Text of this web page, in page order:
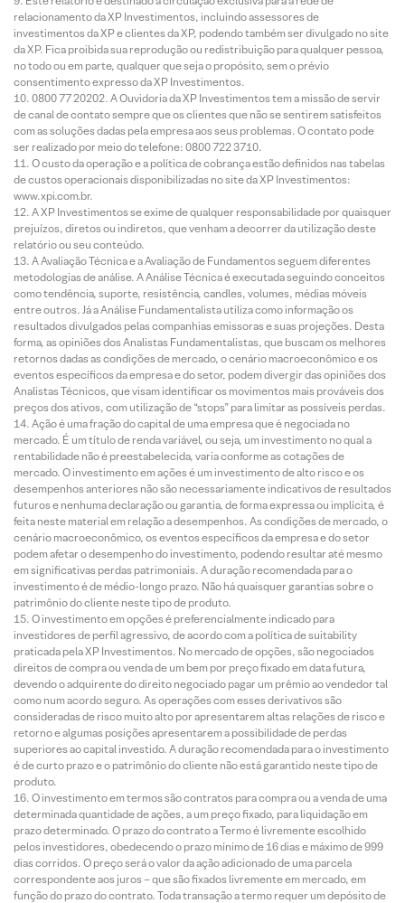
relacionamento da XP Investimentos, incluindo assessores de
investimentos da XP e clientes da XP, podendo também ser divulgado no site
da XP. Fica proibida sua reprodução ou redistribuição para qualquer pessoa,
no todo ou em parte, qualquer que seja o propósito, sem o prévio
consentimento expresso da XP Investimentos.
0800 77 20202. A Ouvidoria da XP Investimentos tem a missão de servir
de canal de contato sempre que os clientes que não se sentirem satisfeitos
com as soluções dadas pela empresa aos seus problemas. O contato pode
ser realizado por meio do telefone: 0800 722 3710.
O custo da operação e a política de cobrança estão definidos nas tabelas
de custos operacionais disponibilizadas no site da XP Investimentos:
www.xpi.com.br.
A XP Investimentos se exime de qualquer responsabilidade por quaisquer
prejuízos, diretos ou indiretos, que venham a decorrer da utilização deste
relatório ou seu conteúdo.
A Avaliação Técnica e a Avaliação de Fundamentos seguem diferentes
metodologias de análise. A Análise Técnica é executada seguindo conceitos
como tendência, suporte, resistência, candles, volumes, médias móveis
entre outros. Já a Análise Fundamentalista utiliza como informação os
resultados divulgados pelas companhias emissoras e suas projeções. Desta
forma, as opiniões dos Analistas Fundamentalistas, que buscam os melhores
retornos dadas as condições de mercado, o cenário macroeconômico e os
eventos específicos da empresa e do setor, podem divergir das opiniões dos
Analistas Técnicos, que visam identificar os movimentos mais prováveis dos
preços dos ativos, com utilização de “stops” para limitar as possíveis perdas.
Ação é uma fração do capital de uma empresa que é negociada no
mercado. É um título de renda variável, ou seja, um investimento no qual a
rentabilidade não é preestabelecida, varia conforme as cotações de
mercado. O investimento em ações é um investimento de alto risco e os
desempenhos anteriores não são necessariamente indicativos de resultados
futuros e nenhuma declaração ou garantia, de forma expressa ou implícita, é
feita neste material em relação a desempenhos. As condições de mercado, o
cenário macroeconômico, os eventos específicos da empresa e do setor
podem afetar o desempenho do investimento, podendo resultar até mesmo
em significativas perdas patrimoniais. A duração recomendada para o
investimento é de médio-longo prazo. Não há quaisquer garantias sobre o
patrimônio do cliente neste tipo de produto.
O investimento em opções é preferencialmente indicado para
investidores de perfil agressivo, de acordo com a política de suitability
praticada pela XP Investimentos. No mercado de opções, são negociados
direitos de compra ou venda de um bem por preço fixado em data futura,
devendo o adquirente do direito negociado pagar um prêmio ao vendedor tal
como num acordo seguro. As operações com esses derivativos são
consideradas de risco muito alto por apresentarem altas relações de risco e
retorno e algumas posições apresentarem a possibilidade de perdas
superiores ao capital investido. A duração recomendada para o investimento
é de curto prazo e o patrimônio do cliente não está garantido neste tipo de
produto.
O investimento em termos são contratos para compra ou a venda de uma
determinada quantidade de ações, a um preço fixado, para liquidação em
prazo determinado. O prazo do contrato a Termo é livremente escolhido
pelos investidores, obedecendo o prazo mínimo de 16 dias e máximo de 999
dias corridos. O preço será o valor da ação adicionado de uma parcela
correspondente aos juros – que são fixados livremente em mercado, em
função do prazo do contrato. Toda transação a termo requer um depósito de